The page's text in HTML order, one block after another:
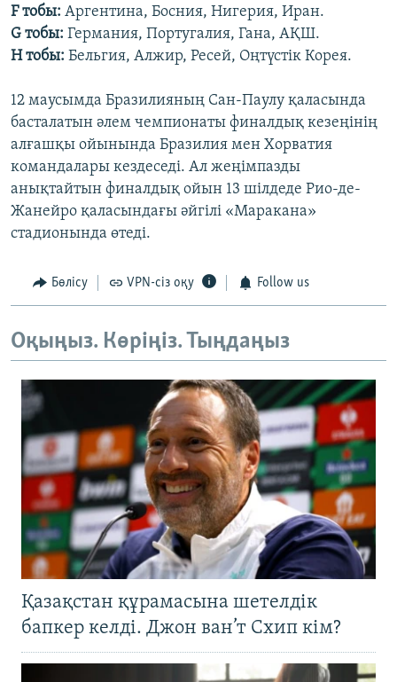
F тобы: Аргентина, Босния, Нигерия, Иран.
G тобы: Германия, Португалия, Гана, АҚШ.
H тобы: Бельгия, Алжир, Ресей, Оңтүстік Корея.
12 маусымда Бразилияның Сан-Паулу қаласында
басталатын әлем чемпионаты финалдық кезеңінің
алғашқы ойынында Бразилия мен Хорватия
командалары кездеседі. Ал жеңімпазды
анықтайтын финалдық ойын 13 шілдеде Рио-де-
Жанейро қаласындағы әйгілі «Маракана»
стадионында өтеді.
Бөлісу VPN-сіз оқу Follow us
Оқыңыз. Көріңіз. Тыңдаңыз
Қазақстан құрамасына шетелдік
бапкер келді. Джон ван’т Схип кім?